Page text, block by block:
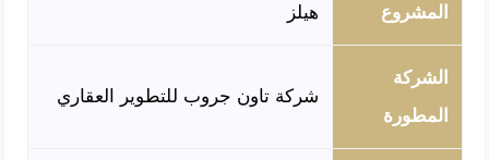
المشروع
هيلز
الشركة
المطورة
شركة تاون جروب للتطوير العقاري